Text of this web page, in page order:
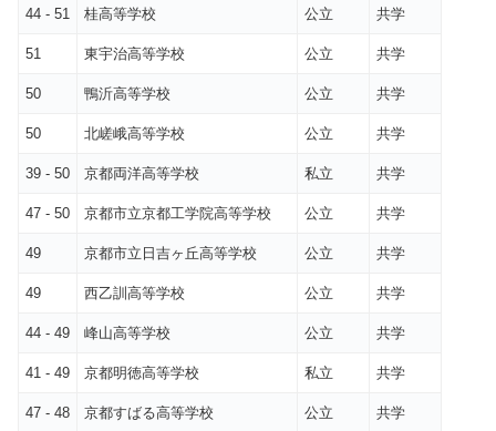
44 - 51 桂高等学校 公立 共学
51 東宇治高等学校 公立 共学
50 鴨沂高等学校 公立 共学
50 北嵯峨高等学校 公立 共学
39 - 50 京都両洋高等学校 私立 共学
47 - 50 京都市立京都工学院高等学校 公立 共学
49 京都市立日吉ヶ丘高等学校 公立 共学
49 西乙訓高等学校 公立 共学
44 - 49 峰山高等学校 公立 共学
41 - 49 京都明徳高等学校 私立 共学
47 - 48 京都すばる高等学校 公立 共学